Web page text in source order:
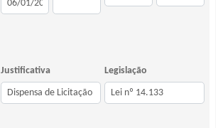
Justificativa Legislação